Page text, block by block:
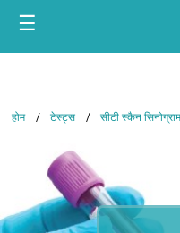
☰
होम टेस्ट्स सीटी स्कैन सिनोग्राम